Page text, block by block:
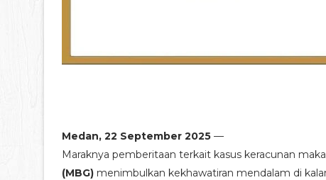
Medan, 22 September 2025 —
Maraknya pemberitaan terkait kasus keracunan
(MBG) menimbulkan kekhawatiran mendalam di